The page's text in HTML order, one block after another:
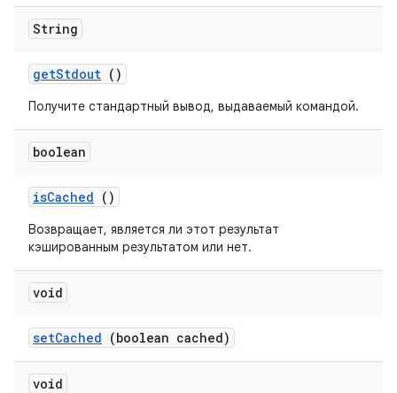
String
getStdout ()
Получите стандартный вывод, выдаваемый командой.
boolean
isCached ()
Возвращает, является ли этот результат
кэшированным результатом или нет.
void
setCached (boolean cached)
void